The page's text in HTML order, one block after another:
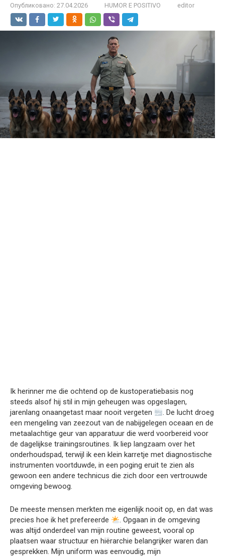
Опубликовано: 27.04.2026 HUMOR E POSITIVO editor
Ik herinner me die ochtend op de kustoperatiebasis nog
steeds alsof hij stil in mijn geheugen was opgeslagen,
jarenlang onaangetast maar nooit vergeten
. De lucht droeg
een mengeling van zeezout van de nabijgelegen oceaan en de
metaalachtige geur van apparatuur die werd voorbereid voor
de dagelijkse trainingsroutines. Ik liep langzaam over het
onderhoudspad, terwijl ik een klein karretje met diagnostische
instrumenten voortduwde, in een poging eruit te zien als
gewoon een andere technicus die zich door een vertrouwde
omgeving bewoog.
De meeste mensen merkten me eigenlijk nooit op, en dat was
precies hoe ik het prefereerde
. Opgaan in de omgeving
was altijd onderdeel van mijn routine geweest, vooral op
plaatsen waar structuur en hiërarchie belangrijker waren dan
gesprekken. Mijn uniform was eenvoudig, mijn